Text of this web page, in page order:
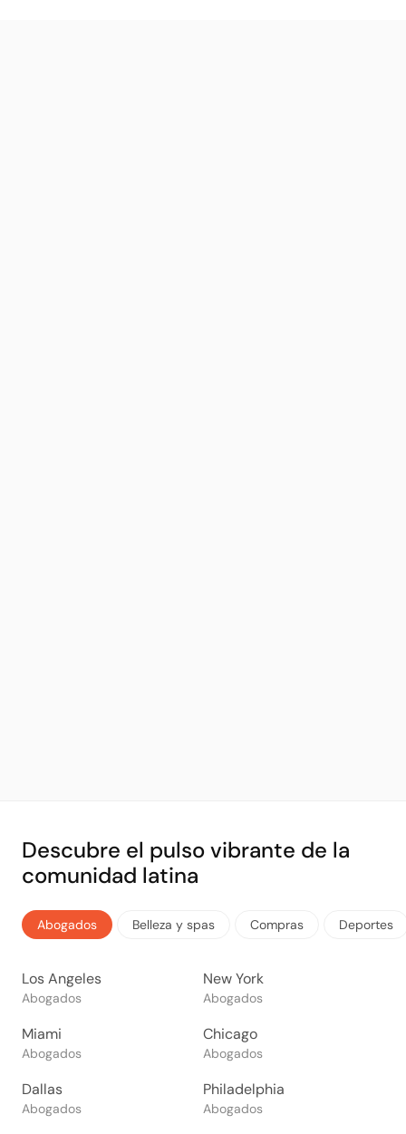
Descubre el pulso vibrante de la
comunidad latina
Abogados Belleza y spas Compras Deportes
Los Angeles
Abogados
New York
Abogados
Miami
Abogados
Chicago
Abogados
Dallas
Abogados
Philadelphia
Abogados